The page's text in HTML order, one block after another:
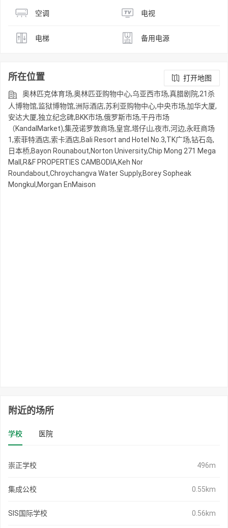
空调 电视
电梯 备用电源
所在位置
打开地图
奥林匹克体育场,奥林匹亚购物中心,乌亚西市场,真腊剧院,21杀
人博物馆,监狱博物馆,洲际酒店,苏利亚购物中心,中央市场,加华大厦,
安达大厦,独立纪念碑,BKK市场,俄罗斯市场,干丹市场
（KandalMarket),集茂诺罗敦商场,皇宫,塔仔山,夜市,河边,永旺商场
1,索菲特酒店,索卡酒店,Bali Resort and Hotel No.3,TK广场,钻石岛,
日本桥,Bayon Rounabout,Norton University,Chip Mong 271 Mega
Mall,R&F PROPERTIES CAMBODIA,Keh Nor
Roundabout,Chroychangva Water Supply,Borey Sopheak
Mongkul,Morgan EnMaison
附近的场所
学校 医院
崇正学校 496m
集成公校 0.55km
SIS国际学校 0.56km